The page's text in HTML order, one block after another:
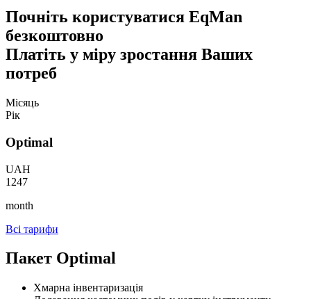
Почніть користуватися EqMan
безкоштовно
Платіть у міру зростання Ваших
потреб
Місяць
Рік
Optimal
UAH
1247
month
Всі тарифи
Пакет Optimal
Хмарна інвентаризація